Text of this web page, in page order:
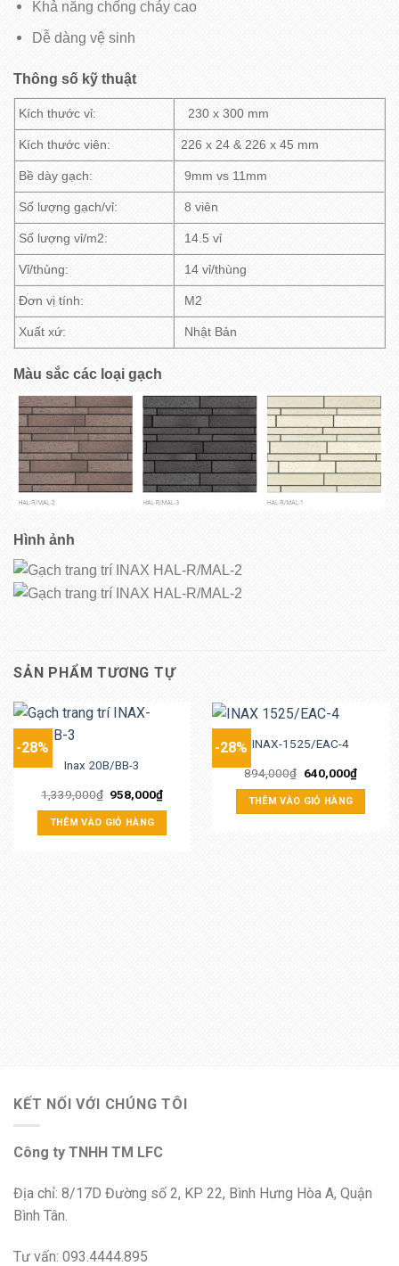
Khả năng chống cháy cao
Dễ dàng vệ sinh
Thông số kỹ thuật
Kích thước vỉ: 230 x 300 mm
Kích thước viên: 226 x 24 & 226 x 45 mm
Bề dày gạch: 9mm vs 11mm
Số lượng gạch/vỉ: 8 viên
Số lượng vỉ/m2: 14.5 vỉ
Vỉ/thùng: 14 vỉ/thùng
Đơn vị tính: M2
Xuất xứ: Nhật Bản
Màu sắc các loại gạch
Hình ảnh
SẢN PHẨM TƯƠNG TỰ
-28%
Inax 20B/BB-3
1,339,000₫ 958,000₫
THÊM VÀO GIỎ HÀNG
-28% INAX-1525/EAC-4
894,000₫ 640,000₫
THÊM VÀO GIỎ HÀNG
KẾT NỐI VỚI CHÚNG TÔI
Công ty TNHH TM LFC
Địa chỉ: 8/17D Đường số 2, KP 22, Bình Hưng Hòa A, Quận
Bình Tân.
Tư vấn: 093.4444.895